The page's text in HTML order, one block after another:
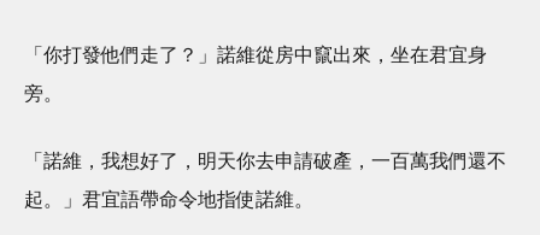
「你打發他們走了？」諾維從房中竄出來，坐在君宜身
旁。
「諾維，我想好了，明天你去申請破產，一百萬我們還不
起。」君宜語帶命令地指使諾維。